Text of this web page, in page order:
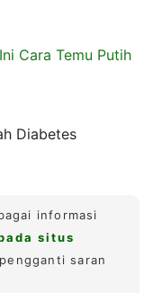
Cara Temu Putih
Diabetes
informasi
situs
saran